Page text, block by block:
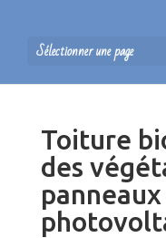
Sélectionner une page
Toiture
des
panneaux